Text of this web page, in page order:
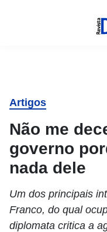
Artigos
Não me
governo
nada dele
Um dos principais
Franco, do qual
diplomata critica a